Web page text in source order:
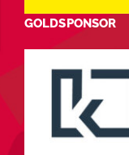
GOLDSPONSOR